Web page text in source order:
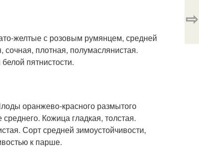
желтые с розовым румянцем, средней
плотная, полумаслянистая.
пятнистости.
оранжево-красного размытого
Кожица гладкая, толстая.
Сорт средней зимоустойчивости,
к парше.
⇨